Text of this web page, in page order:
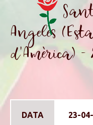
Angeles
d'Amèrica) -
DATA 23-